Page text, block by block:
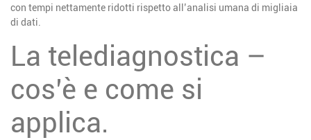
con tempi nettamente ridotti rispetto all’analisi umana di migliaia
di dati.
La telediagnostica –
cos’è e come si
applica.